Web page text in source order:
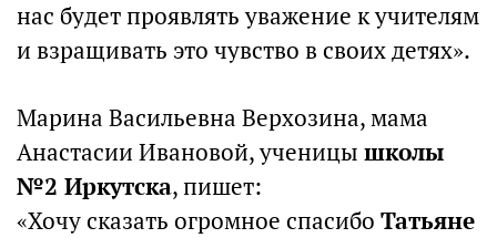
нас будет проявлять уважение к учителям
и взращивать это чувство в своих детях».
Марина Васильевна Верхозина, мама
Анастасии Ивановой, ученицы школы
№2 Иркутска, пишет:
«Хочу сказать огромное спасибо Татьяне